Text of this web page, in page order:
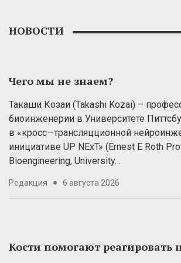
НОВОСТИ
Чего мы не знаем?
Такаши Козаи (Takashi Kozai) –
биоинженерии в Университете
в «кросс—трансляцционной
инициативе UP NExT» (Ernest E Roth
Bioengineering, University…
Редакция 6 августа 2026
Кости помогают реагировать